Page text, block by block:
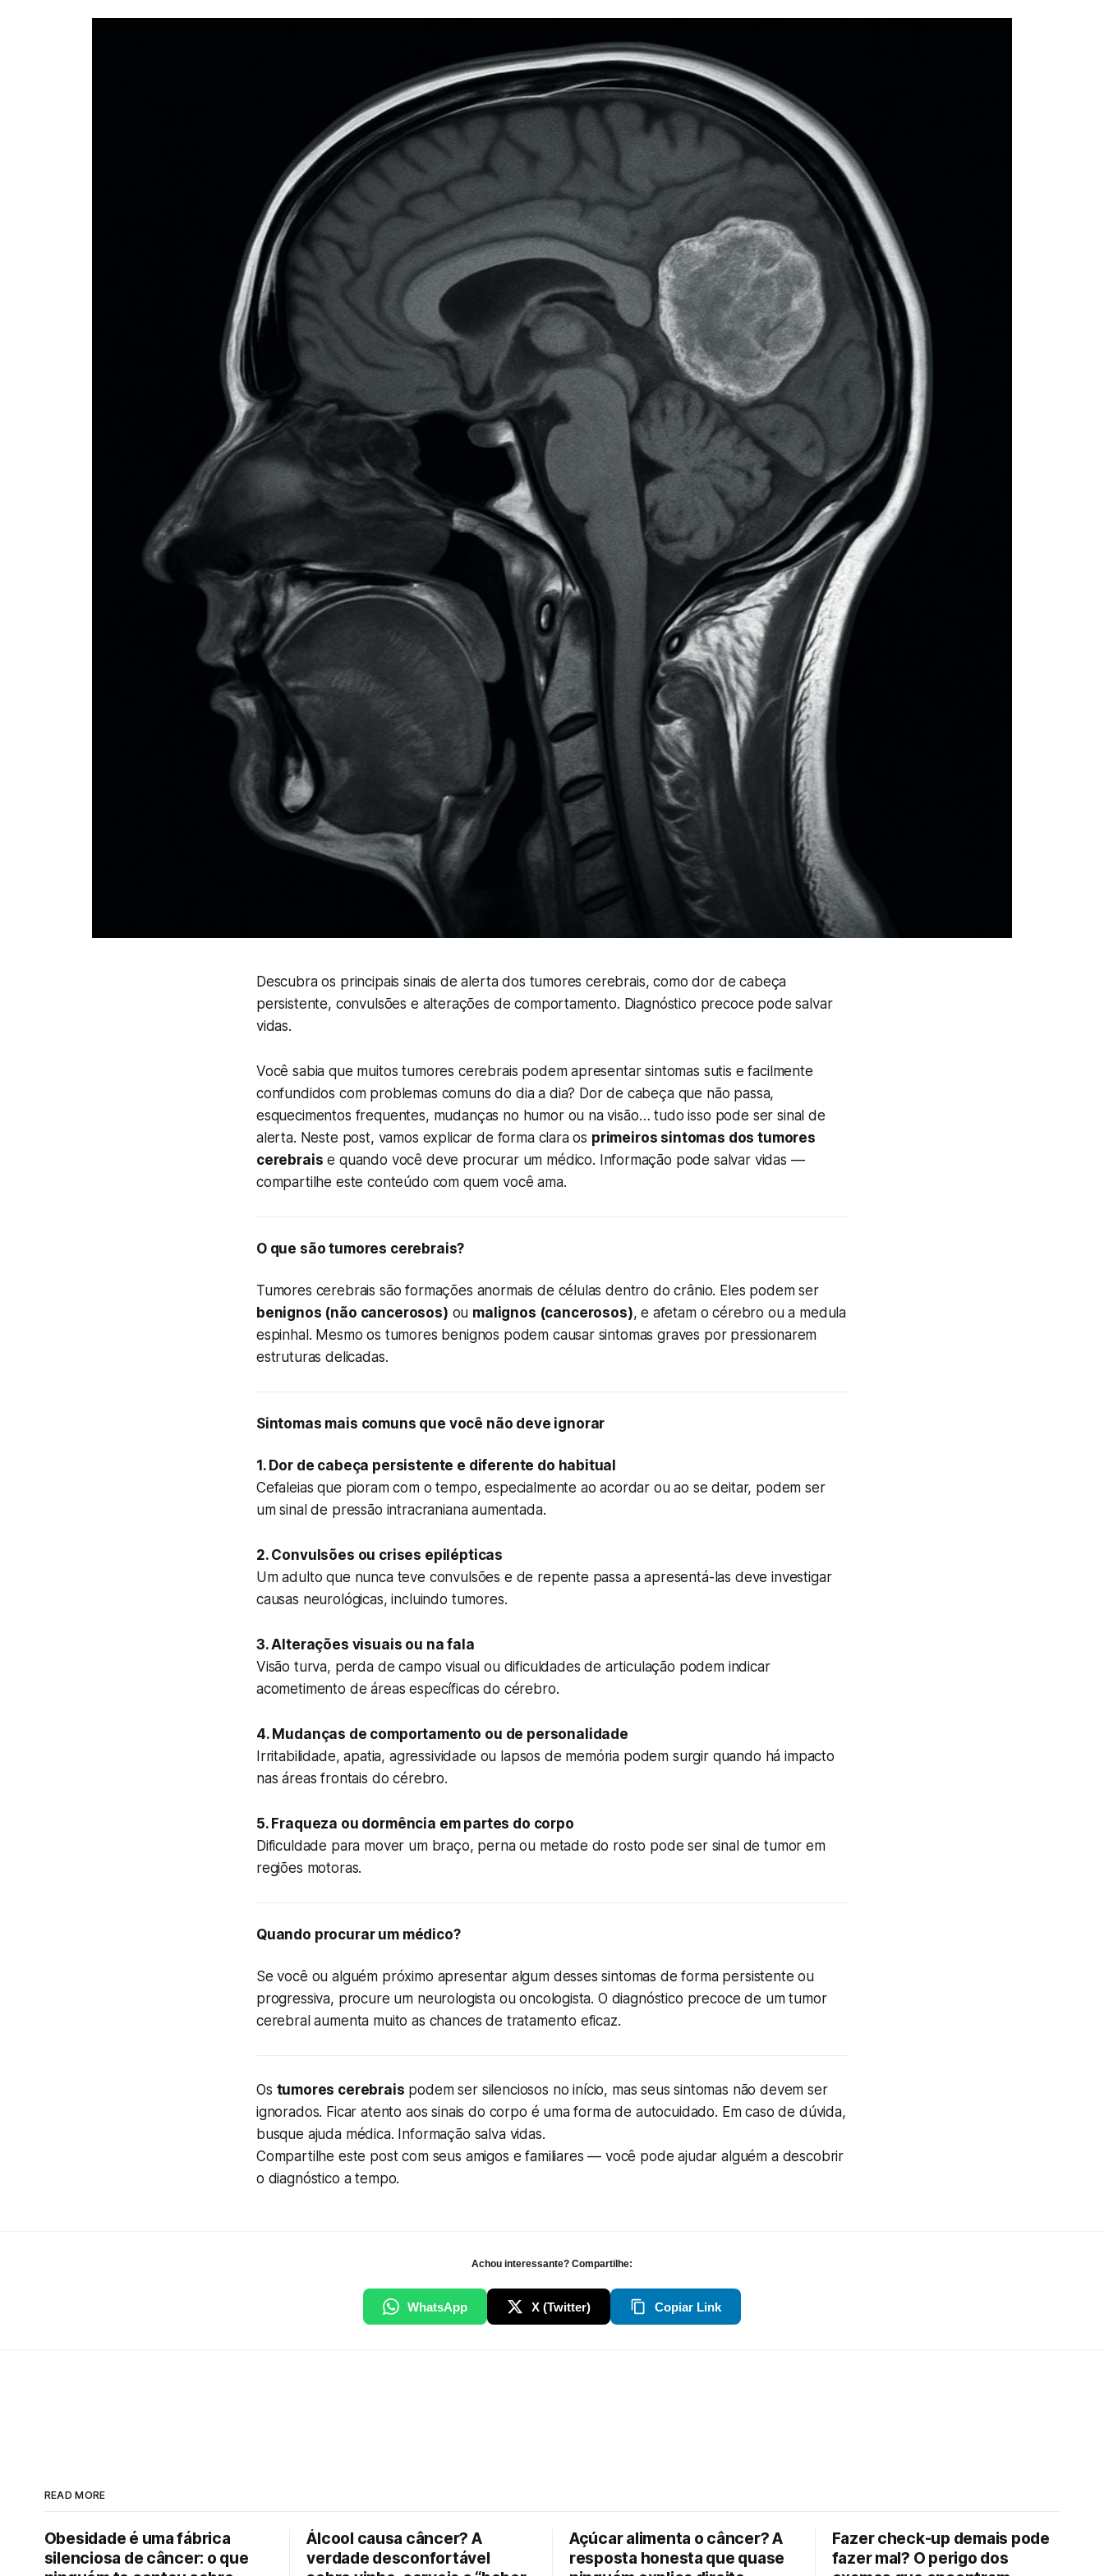
Descubra os principais sinais de alerta dos tumores cerebrais, como dor de cabeça
persistente, convulsões e alterações de comportamento. Diagnóstico precoce pode salvar
vidas.
Você sabia que muitos tumores cerebrais podem apresentar sintomas sutis e facilmente
confundidos com problemas comuns do dia a dia? Dor de cabeça que não passa,
esquecimentos frequentes, mudanças no humor ou na visão… tudo isso pode ser sinal de
alerta. Neste post, vamos explicar de forma clara os primeiros sintomas dos tumores
cerebrais e quando você deve procurar um médico. Informação pode salvar vidas —
compartilhe este conteúdo com quem você ama.
O que são tumores cerebrais?
Tumores cerebrais são formações anormais de células dentro do crânio. Eles podem ser
benignos (não cancerosos) ou malignos (cancerosos), e afetam o cérebro ou a medula
espinhal. Mesmo os tumores benignos podem causar sintomas graves por pressionarem
estruturas delicadas.
Sintomas mais comuns que você não deve ignorar
1. Dor de cabeça persistente e diferente do habitual
Cefaleias que pioram com o tempo, especialmente ao acordar ou ao se deitar, podem ser
um sinal de pressão intracraniana aumentada.
2. Convulsões ou crises epilépticas
Um adulto que nunca teve convulsões e de repente passa a apresentá-las deve investigar
causas neurológicas, incluindo tumores.
3. Alterações visuais ou na fala
Visão turva, perda de campo visual ou dificuldades de articulação podem indicar
acometimento de áreas específicas do cérebro.
4. Mudanças de comportamento ou de personalidade
Irritabilidade, apatia, agressividade ou lapsos de memória podem surgir quando há impacto
nas áreas frontais do cérebro.
5. Fraqueza ou dormência em partes do corpo
Dificuldade para mover um braço, perna ou metade do rosto pode ser sinal de tumor em
regiões motoras.
Quando procurar um médico?
Se você ou alguém próximo apresentar algum desses sintomas de forma persistente ou
progressiva, procure um neurologista ou oncologista. O diagnóstico precoce de um tumor
cerebral aumenta muito as chances de tratamento eficaz.
Os tumores cerebrais podem ser silenciosos no início, mas seus sintomas não devem ser
ignorados. Ficar atento aos sinais do corpo é uma forma de autocuidado. Em caso de dúvida,
busque ajuda médica. Informação salva vidas.
Compartilhe este post com seus amigos e familiares — você pode ajudar alguém a descobrir
o diagnóstico a tempo.
Achou interessante? Compartilhe:
WhatsApp X (Twitter) Copiar Link
READ MORE
Obesidade é uma fábrica
silenciosa de câncer: o que
Álcool causa câncer? A
verdade desconfortável
Açúcar alimenta o câncer? A
resposta honesta que quase
Fazer check-up demais pode
fazer mal? O perigo dos